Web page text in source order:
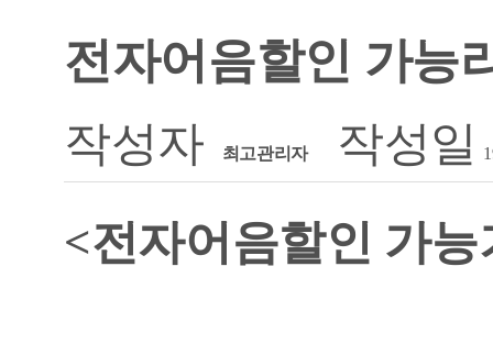
전자어음할인 가능
작성자 최고관리자 작성일
<전자어음할인 가